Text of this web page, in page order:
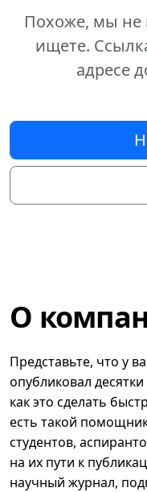
Похоже, мы не
ищете.
адресе
О
Представьте, что у
опубликовал
как это сделать
есть такой
студентов,
на их пути к
научный журнал,